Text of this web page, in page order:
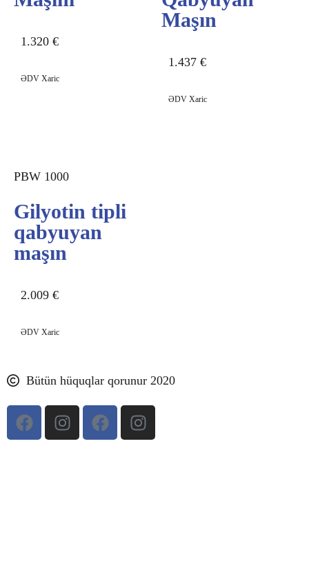
1.320 €
ƏDV Xaric
Maşın
1.437 €
ƏDV Xaric
PBW 1000
Gilyotin tipli
qabyuyan
maşın
2.009 €
ƏDV Xaric
Bütün hüquqlar qorunur 2020